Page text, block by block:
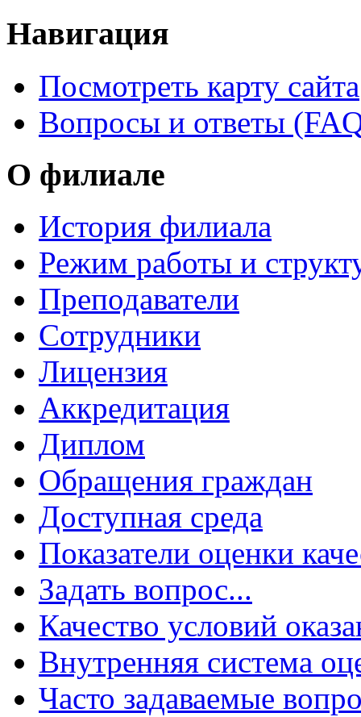
Навигация
Посмотреть карту сайта
Вопросы и ответы
О филиале
История филиала
Режим работы и
Преподаватели
Сотрудники
Лицензия
Аккредитация
Диплом
Обращения граждан
Доступная среда
Показатели оценки
Задать вопрос...
Качество условий
Внутренняя система
Часто задаваемые